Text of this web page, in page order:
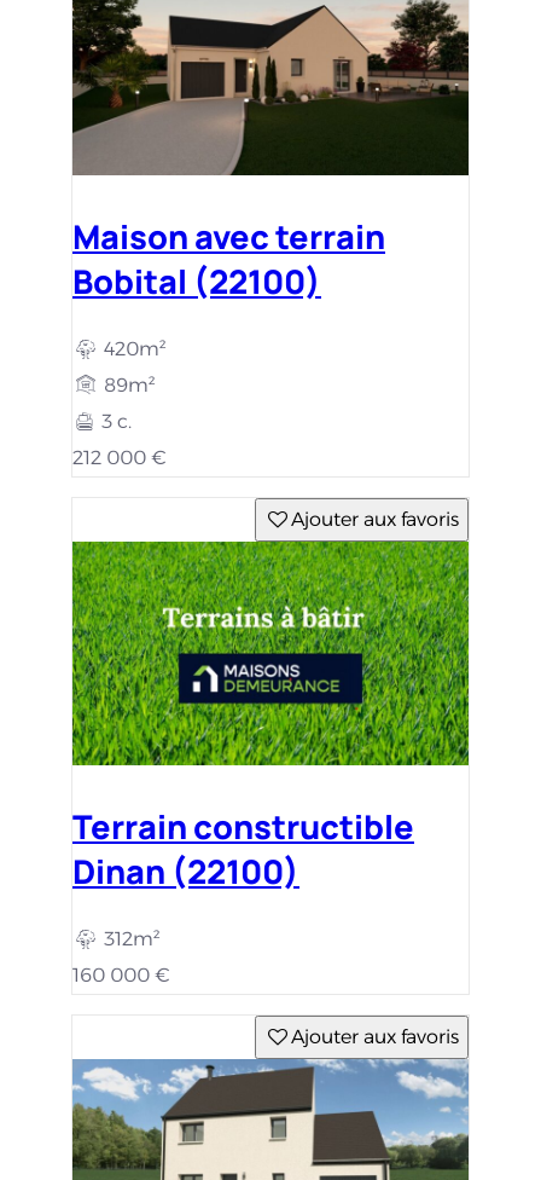
Maison avec terrain
Bobital (22100)
420m²
89m²
3 c.
212 000 €
Ajouter aux favoris
Terrain constructible
Dinan (22100)
312m²
160 000 €
Ajouter aux favoris